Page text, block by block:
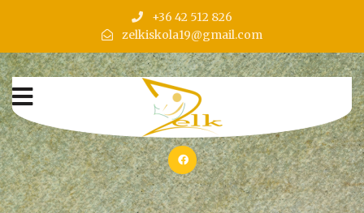
+36 42 512 826
zelkiskola19@gmail.com